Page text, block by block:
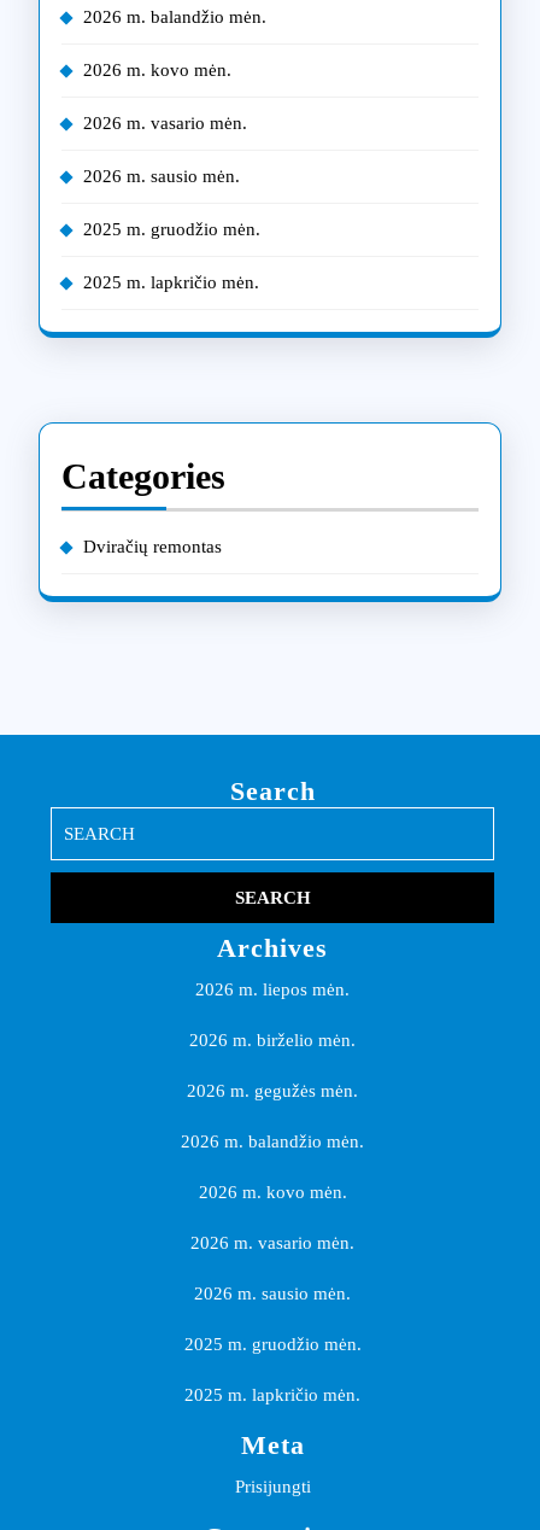
2026 m. balandžio mėn.
2026 m. kovo mėn.
2026 m. vasario mėn.
2026 m. sausio mėn.
2025 m. gruodžio mėn.
2025 m. lapkričio mėn.
Categories
Dviračių remontas
Search
for:
Archives
2026 m. liepos mėn.
2026 m. birželio mėn.
2026 m. gegužės mėn.
2026 m. balandžio mėn.
2026 m. kovo mėn.
2026 m. vasario mėn.
2026 m. sausio mėn.
2025 m. gruodžio mėn.
2025 m. lapkričio mėn.
Meta
Prisijungti